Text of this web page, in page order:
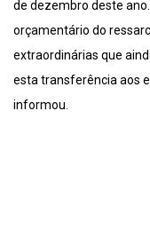
de dezembro deste
orçamentário do
extraordinárias que
esta transferência aos
informou.